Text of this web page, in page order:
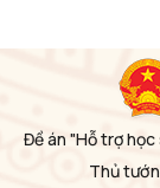
Đề án "Hỗ trợ học
Thủ